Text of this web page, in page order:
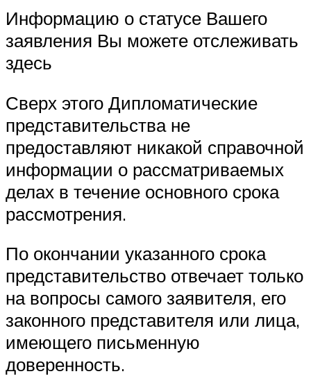
Информацию о статусе Вашего
заявления Вы можете отслеживать
здесь
Сверх этого Дипломатические
представительства не
предоставляют никакой справочной
информации о рассматриваемых
делах в течение основного срока
рассмотрения.
По окончании указанного срока
представительство отвечает только
на вопросы самого заявителя, его
законного представителя или лица,
имеющего письменную
доверенность.